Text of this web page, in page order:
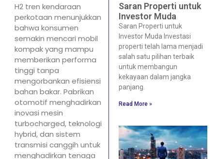
H2 tren kendaraan
perkotaan menunjukkan
bahwa konsumen
semakin mencari mobil
kompak yang mampu
memberikan performa
tinggi tanpa
mengorbankan efisiensi
bahan bakar. Pabrikan
otomotif menghadirkan
inovasi mesin
turbocharged, teknologi
hybrid, dan sistem
transmisi canggih untuk
menghadirkan tenaga
Saran Properti untuk
Investor Muda
Saran Properti untuk
Investor Muda Investasi
properti telah lama menjadi
salah satu pilihan terbaik
untuk membangun
kekayaan dalam jangka
panjang.
Read More »